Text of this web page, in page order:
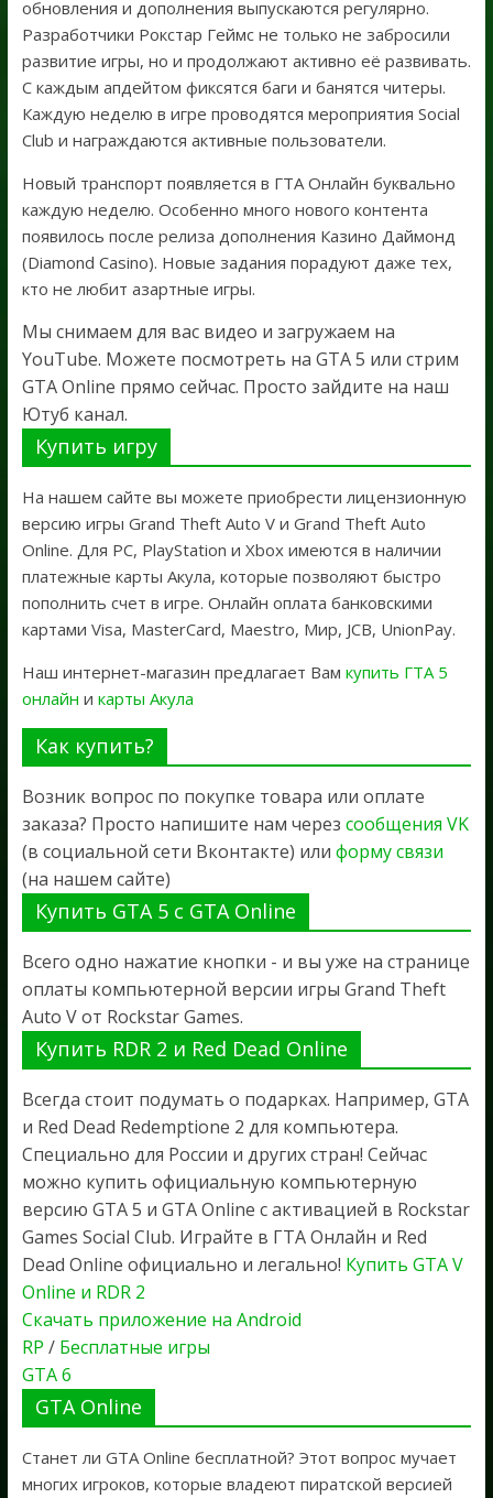
обновления и дополнения выпускаются регулярно.
Разработчики Рокстар Геймс не только не забросили
развитие игры, но и продолжают активно её развивать.
С каждым апдейтом фиксятся баги и банятся читеры.
Каждую неделю в игре проводятся мероприятия Social
Club и награждаются активные пользователи.
Новый транспорт появляется в ГТА Онлайн буквально
каждую неделю. Особенно много нового контента
появилось после релиза дополнения Казино Даймонд
(Diamond Casino). Новые задания порадуют даже тех,
кто не любит азартные игры.
Мы снимаем для вас видео и загружаем на
YouTube. Можете посмотреть на GTA 5 или стрим
GTA Online прямо сейчас. Просто зайдите на наш
Ютуб канал.
Купить игру
На нашем сайте вы можете приобрести лицензионную
версию игры Grand Theft Auto V и Grand Theft Auto
Online. Для PC, PlayStation и Xbox имеются в наличии
платежные карты Акула, которые позволяют быстро
пополнить счет в игре. Онлайн оплата банковскими
картами Visa, MasterCard, Maestro, Мир, JCB, UnionPay.
Наш интернет-магазин предлагает Вам купить ГТА 5
онлайн и карты Акула
Как купить?
Возник вопрос по покупке товара или оплате
заказа? Просто напишите нам через сообщения VK
(в социальной сети Вконтакте) или форму связи
(на нашем сайте)
Купить GTA 5 с GTA Online
Всего одно нажатие кнопки - и вы уже на странице
оплаты компьютерной версии игры Grand Theft
Auto V от Rockstar Games.
Купить RDR 2 и Red Dead Online
Всегда стоит подумать о подарках. Например, GTA
и Red Dead Redemptione 2 для компьютера.
Специально для России и других стран! Сейчас
можно купить официальную компьютерную
версию GTA 5 и GTA Online с активацией в Rockstar
Games Social Club. Играйте в ГТА Онлайн и Red
Dead Online официально и легально! Купить GTA V
Online и RDR 2
Скачать приложение на Android
RP / Бесплатные игры
GTA 6
GTA Online
Станет ли GTA Online бесплатной? Этот вопрос мучает
многих игроков, которые владеют пиратской версией